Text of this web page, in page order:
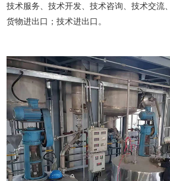
技术服务、技术开发、技术咨询、技术交流
货物进出口；技术进出口。